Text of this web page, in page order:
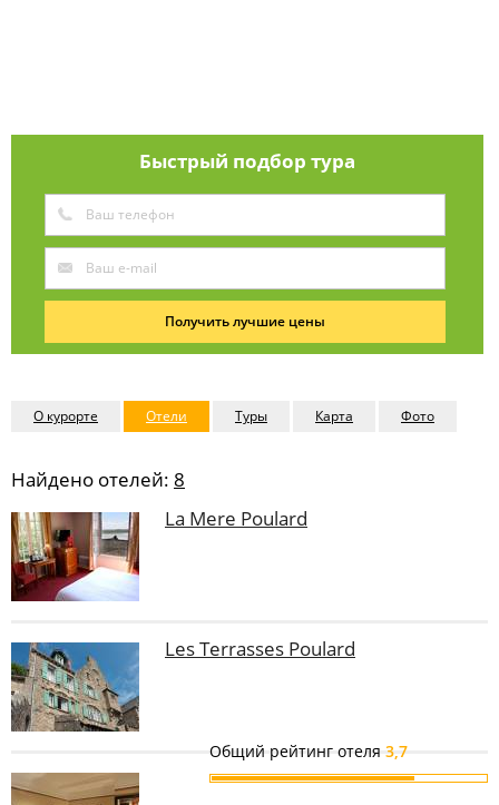
Быстрый подбор тура
Получить лучшие цены
О курорте Отели Туры Карта Фото
Найдено отелей: 8
La Mere Poulard
Les Terrasses Poulard
Общий рейтинг отеля 3,7